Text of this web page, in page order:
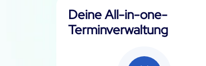
Deine All-in-one-
Terminverwaltung